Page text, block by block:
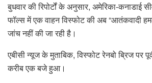
बुधवार की रिपोर्टों के अनुसार, अमेरिका-कनाडाई
फॉल्स में एक वाहन विस्फोट की अब “आतंकवादी
जांच नहीं की जा रही है।
एबीसी न्यूज के मुताबिक, विस्फोट रेनबो ब्रिज पर
करीब एक बजे हुआ।